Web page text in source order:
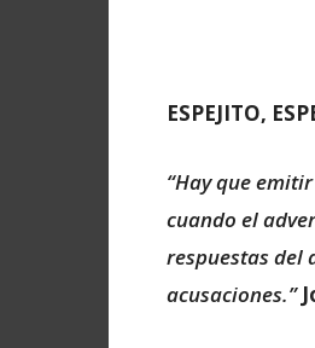
ESPEJITO,
“Hay que
cuando el
respuestas del
acusaciones.”